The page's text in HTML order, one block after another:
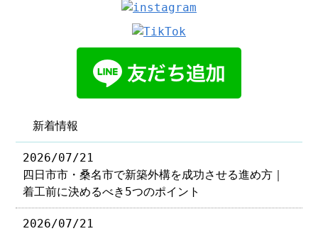
新着情報
2026/07/21
四日市市・桑名市で新築外構を成功させる進め方｜
着工前に決めるべき5つのポイント
2026/07/21